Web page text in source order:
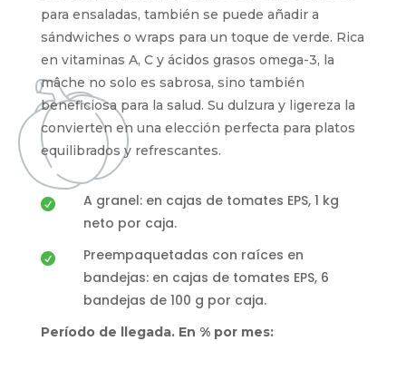
para ensaladas, también se puede añadir a
sándwiches o wraps para un toque de verde. Rica
en vitaminas A, C y ácidos grasos omega-3, la
mâche no solo es sabrosa, sino también
beneficiosa para la salud. Su dulzura y ligereza la
convierten en una elección perfecta para platos
equilibrados y refrescantes.

A granel: en cajas de tomates EPS, 1 kg
neto por caja.

Preempaquetadas con raíces en
bandejas: en cajas de tomates EPS, 6
bandejas de 100 g por caja.
Período de llegada. En % por mes: